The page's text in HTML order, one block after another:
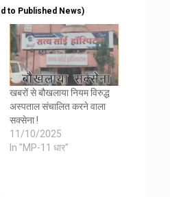
to Published News)
खबरों से बौखलाया नियम विरुद्ध
अस्पताल संचालित करने वाला
सक्सेना !
11/10/2025
In "MP-11 धार"